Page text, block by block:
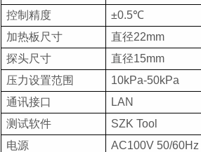
控制精度
±0.5℃
加热板尺寸
直径22mm
探头尺寸
直径15mm
压力设置范围
10kPa-50kPa
通讯接口
LAN
测试软件
SZK Tool
电源
AC100V 50/60Hz